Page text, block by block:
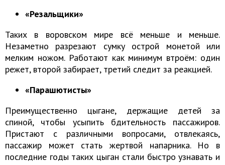
«Резальщики»
Таких в воровском мире всё меньше и меньше.
Незаметно разрезают сумку острой монетой или
мелким ножом. Работают как минимум втроём: один
режет, второй забирает, третий следит за реакцией.
«Парашютисты»
Преимущественно цыгане, держащие детей за
спиной, чтобы усыпить бдительность пассажиров.
Пристают с различными вопросами, отвлекаясь,
пассажир может стать жертвой напарника. Но в
последние годы таких цыган стали быстро узнавать и